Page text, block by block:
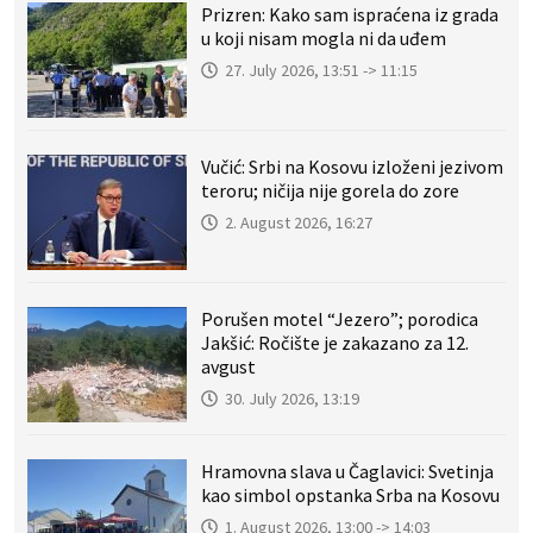
Prizren: Kako sam ispraćena iz grada
u koji nisam mogla ni da uđem
27. July 2026, 13:51 -> 11:15
Vučić: Srbi na Kosovu izloženi jezivom
teroru; ničija nije gorela do zore
2. August 2026, 16:27
Porušen motel “Jezero”; porodica
Jakšić: Ročište je zakazano za 12.
avgust
30. July 2026, 13:19
Hramovna slava u Čaglavici: Svetinja
kao simbol opstanka Srba na Kosovu
1. August 2026, 13:00 -> 14:03